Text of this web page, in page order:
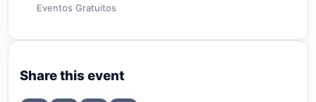
Eventos Gratuitos
Share this event